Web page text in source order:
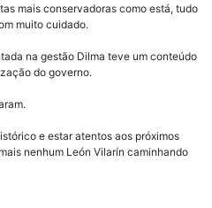
mais conservadoras como está, tudo
muito cuidado.
na gestão Dilma teve um conteúdo
do governo.
e estar atentos aos próximos
nenhum León Vilarín caminhando